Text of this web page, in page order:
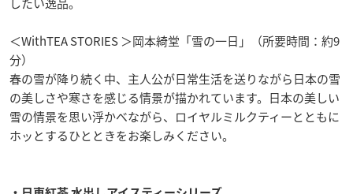
＜WithTEA STORIES ＞岡本綺堂「雪の一日」（所要時間：約9
分）
春の雪が降り続く中、主人公が日常生活を送りながら日本の雪
の美しさや寒さを感じる情景が描かれています。日本の美しい
雪の情景を思い浮かべながら、ロイヤルミルクティーとともに
ホッとするひとときをお楽しみください。